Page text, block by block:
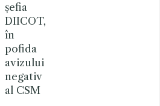
șefia
DIICOT,
în
pofida
avizului
negativ
al CSM